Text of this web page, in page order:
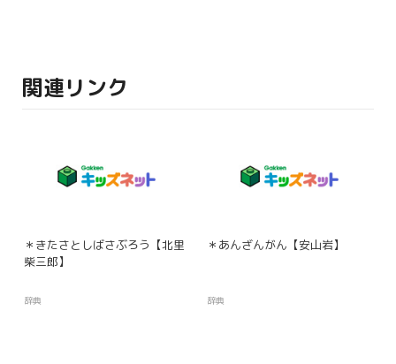
関連リンク
＊きたさとしばさぶろう【北里
柴三郎】
辞典
＊あんざんがん【安山岩】
辞典